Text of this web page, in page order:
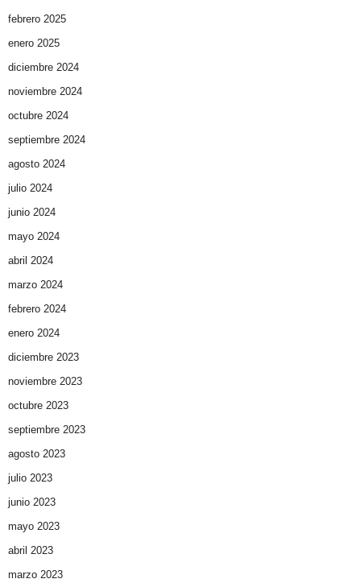
febrero 2025
enero 2025
diciembre 2024
noviembre 2024
octubre 2024
septiembre 2024
agosto 2024
julio 2024
junio 2024
mayo 2024
abril 2024
marzo 2024
febrero 2024
enero 2024
diciembre 2023
noviembre 2023
octubre 2023
septiembre 2023
agosto 2023
julio 2023
junio 2023
mayo 2023
abril 2023
marzo 2023